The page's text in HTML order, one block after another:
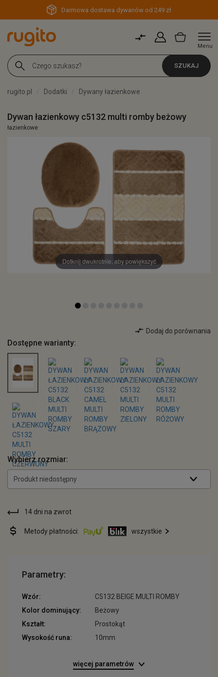
Darmowa dostawa dywanów od 249 zł
Menu
SZUKAJ
rugito.pl Dodatki Dywany łazienkowe
Dywan łazienkowy c5132 multi romby beżowy
łazienkowe
Dotknij dwukrotnie, aby powiększyć
Dodaj do porównania
Dostępne warianty:
Wybierz rozmiar:
Produkt niedostępny
14 dni na zwrot
Metody płatności: wszystkie
Parametry:
Wzór:
C5132 BEIGE MULTI ROMBY
Kolor dominujący:
Beżowy
Kształt:
Prostokąt
Wysokość runa:
10mm
więcej parametrów